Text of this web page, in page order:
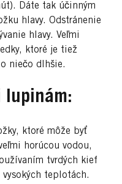
Dáte tak účinným
hlavy. Odstránenie
hlavy. Veľmi
ktoré je tiež
niečo dlhšie.
lupinám:
ktoré môže byť
horúcou vodou,
tvrdých kief
teplotách.